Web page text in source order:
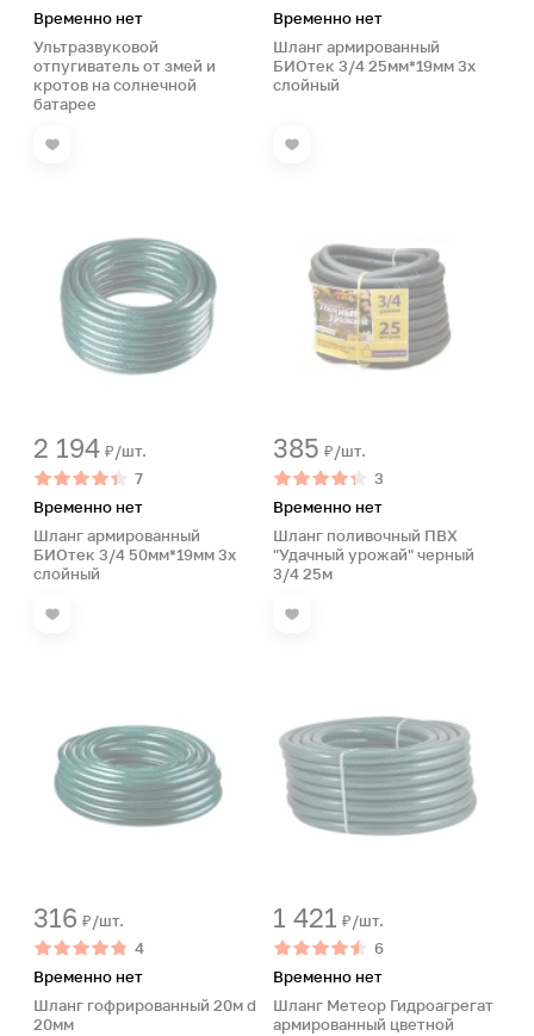
Временно нет
Ультразвуковой
отпугиватель от змей и
кротов на солнечной
батарее
Временно нет
Шланг армированный
БИОтек 3/4 25мм*19мм 3х
слойный
2 194 ₽/шт.
7
Временно нет
Шланг армированный
БИОтек 3/4 50мм*19мм 3х
слойный
385 ₽/шт.
3
Временно нет
Шланг поливочный ПВХ
"Удачный урожай" черный
3/4 25м
316 ₽/шт.
4
Временно нет
Шланг гофрированный 20м d
20мм
1 421 ₽/шт.
6
Временно нет
Шланг Метеор Гидроагрегат
армированный цветной